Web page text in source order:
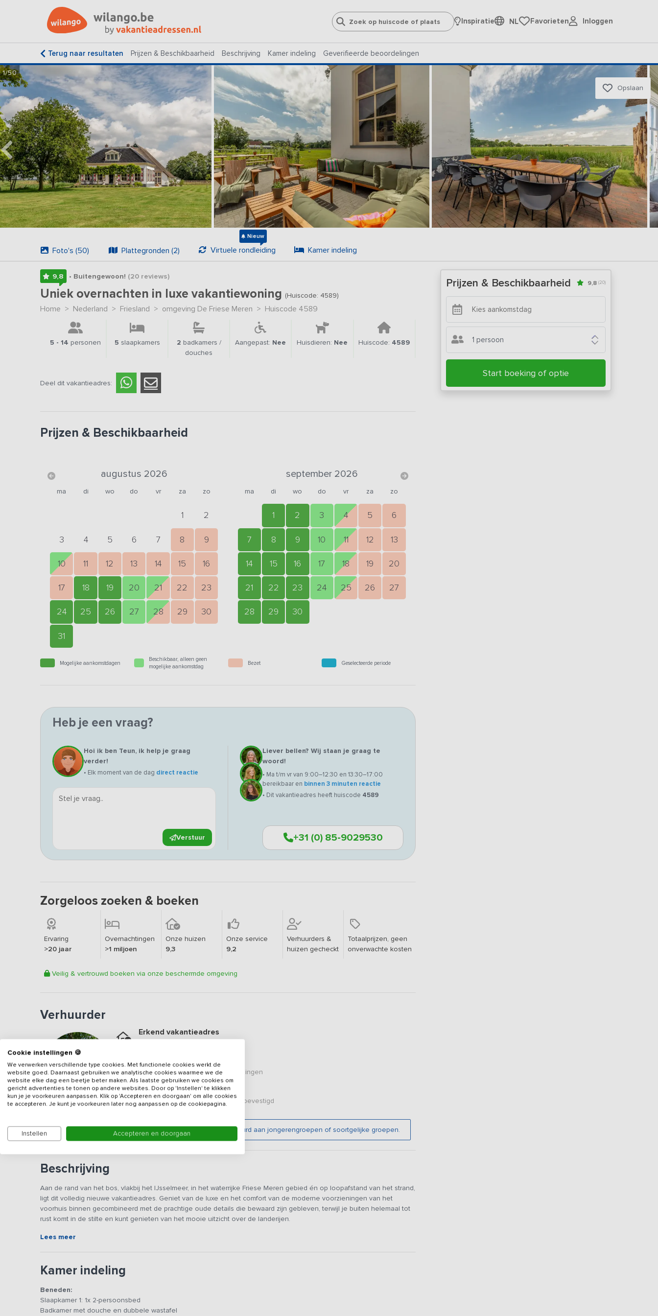
Inspiratie NL Favorieten Inloggen
Terug naar resultaten Prijzen & Beschikbaarheid Beschrijving Kamer indeling Geverifieerde beoordelingen
1/50
Opslaan
Foto's (50) Plattegronden (2) Virtuele rondleiding
Nieuw
Kamer indeling
9,8 • Buitengewoon! (20reviews)
Uniek overnachten in luxe vakantiewoning (Huiscode: 4589)
Home > Nederland > Friesland > omgeving De Friese Meren > Huiscode 4589
5 - 14 personen 5 slaapkamers 2 badkamers /
douches
Aangepast: Nee Huisdieren: Nee Huiscode: 4589
Deel dit vakantieadres:
Prijzen & Beschikbaarheid
augustus 2026
ma di wo do vr za zo
1 2
3 4 5 6 7 8 9
10 11 12 13 14 15 16
17 18 19 20 21 22 23
24 25 26 27 28 29 30
31
september 2026
ma di wo do vr za zo
1 2 3 4 5 6
7 8 9 10 11 12 13
14 15 16 17 18 19 20
21 22 23 24 25 26 27
28 29 30
Mogelijke aankomstdagen
Beschikbaar, alleen geen
mogelijke aankomstdag
Bezet Geselecteerde periode
Heb je een vraag?
Hoi ik ben Teun, ik help je graag
verder!
• Elk moment van de dag direct reactie
Verstuur
Liever bellen? Wij staan je graag te
woord!
• Ma t/m vr van 9:00–12:30 en 13:30–17:00
bereikbaar en binnen 3 minuten reactie
• Dit vakantieadres heeft huiscode 4589
+31 (0) 85-9029530
Zorgeloos zoeken & boeken
Ervaring
>20 jaar
Overnachtingen
>1 miljoen
Onze huizen
9,3
Onze service
9,2
Verhuurders &
huizen gecheckt
Totaalprijzen, geen
onverwachte kosten
Veilig & vertrouwd boeken via onze beschermde omgeving
Verhuurder
Erkend vakantieadres
Geweldige locatie
Een9.8op basis van20 beoordelingen
Veilig & vertrouwd
Gegevens van de verhuurder zijn bevestigd
Gezien de luxe uitstraling wordt dit vakantieadres niet verhuurd aan jongerengroepen of soortgelijke groepen.
Beschrijving
Aan de rand van het bos, vlakbij het IJsselmeer, in het waterrijke Friese Meren gebied én op loopafstand van het strand,
ligt dit volledig nieuwe vakantieadres. Geniet van de luxe en het comfort van de moderne voorzieningen van het
voorhuis binnen gecombineerd met de prachtige oude details die bewaard zijn gebleven, terwijl je buiten helemaal tot
rust komt in de stilte en kunt genieten van het mooie uitzicht over de landerijen.
Het vakantiehuis is modern en luxe ingericht en van alle gemakken voorzien. In de royale woonkeuken kun je gezellig
prachtige vrij vrije uitzicht.
Het huis is in de basis geschikt voor 12 personen. De 5 slaapkamers zijn verdeeld over twee verdiepingen met 12 vaste
bedden. Er kunnen 2 extra bedden (indien nodig) flexibel bij worden geplaatst, zodat je met 14 personen kunt verblijven.
Ben je met 13 of 14 personen? Dan zullen de extra bedden worden bijgeplaatst, de extra kosten hiervoor zijn al
Lees meer
Kamer indeling
Beneden:
Slaapkamer 1: 1x 2-persoonsbed
Badkamer met douche en dubbele wastafel
Prijzen & Beschikbaarheid 9,8 (20)
1 persoon
Start boeking of optie
Cookie instellingen 🍪
We verwerken verschillende type cookies. Met functionele cookies werkt de
website goed. Daarnaast gebruiken we analytische cookies waarmee we de
website elke dag een beetje beter maken. Als laatste gebruiken we cookies om
gericht advertenties te tonen op andere websites. Door op 'Instellen' te klikken
kun je je voorkeuren aanpassen. Klik op 'Accepteren en doorgaan' om alle cookies
te accepteren. Je kunt je voorkeuren later nog aanpassen op de cookiepagina.
Instellen Accepteren en doorgaan